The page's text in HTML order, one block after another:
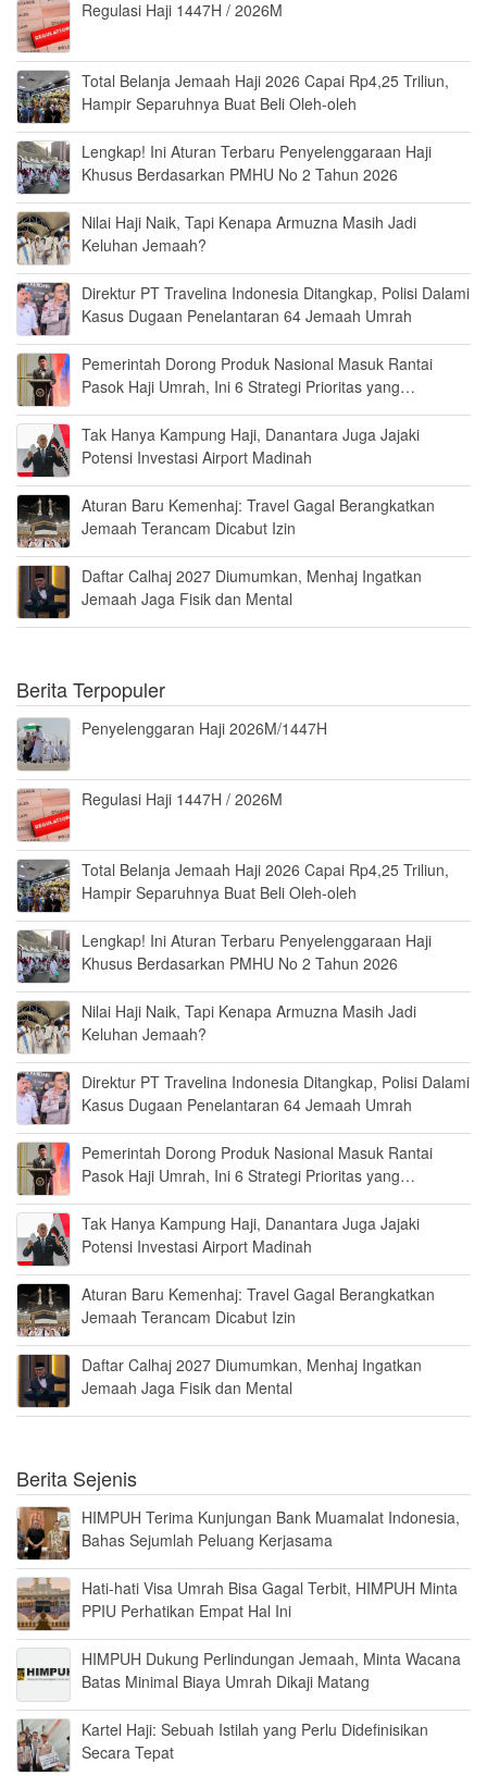
Regulasi Haji 1447H / 2026M
Total Belanja Jemaah Haji 2026 Capai Rp4,25 Triliun,
Hampir Separuhnya Buat Beli Oleh-oleh
Lengkap! Ini Aturan Terbaru Penyelenggaraan Haji
Khusus Berdasarkan PMHU No 2 Tahun 2026
Nilai Haji Naik, Tapi Kenapa Armuzna Masih Jadi
Keluhan Jemaah?
Direktur PT Travelina Indonesia Ditangkap, Polisi Dalami
Kasus Dugaan Penelantaran 64 Jemaah Umrah
Pemerintah Dorong Produk Nasional Masuk Rantai
Pasok Haji Umrah, Ini 6 Strategi Prioritas yang
Disiapkan
Tak Hanya Kampung Haji, Danantara Juga Jajaki
Potensi Investasi Airport Madinah
Aturan Baru Kemenhaj: Travel Gagal Berangkatkan
Jemaah Terancam Dicabut Izin
Daftar Calhaj 2027 Diumumkan, Menhaj Ingatkan
Jemaah Jaga Fisik dan Mental
Berita Terpopuler
Penyelenggaran Haji 2026M/1447H
Regulasi Haji 1447H / 2026M
Total Belanja Jemaah Haji 2026 Capai Rp4,25 Triliun,
Hampir Separuhnya Buat Beli Oleh-oleh
Lengkap! Ini Aturan Terbaru Penyelenggaraan Haji
Khusus Berdasarkan PMHU No 2 Tahun 2026
Nilai Haji Naik, Tapi Kenapa Armuzna Masih Jadi
Keluhan Jemaah?
Direktur PT Travelina Indonesia Ditangkap, Polisi Dalami
Kasus Dugaan Penelantaran 64 Jemaah Umrah
Pemerintah Dorong Produk Nasional Masuk Rantai
Pasok Haji Umrah, Ini 6 Strategi Prioritas yang
Disiapkan
Tak Hanya Kampung Haji, Danantara Juga Jajaki
Potensi Investasi Airport Madinah
Aturan Baru Kemenhaj: Travel Gagal Berangkatkan
Jemaah Terancam Dicabut Izin
Daftar Calhaj 2027 Diumumkan, Menhaj Ingatkan
Jemaah Jaga Fisik dan Mental
Berita Sejenis
HIMPUH Terima Kunjungan Bank Muamalat Indonesia,
Bahas Sejumlah Peluang Kerjasama
Hati-hati Visa Umrah Bisa Gagal Terbit, HIMPUH Minta
PPIU Perhatikan Empat Hal Ini
HIMPUH Dukung Perlindungan Jemaah, Minta Wacana
Batas Minimal Biaya Umrah Dikaji Matang
Kartel Haji: Sebuah Istilah yang Perlu Didefinisikan
Secara Tepat